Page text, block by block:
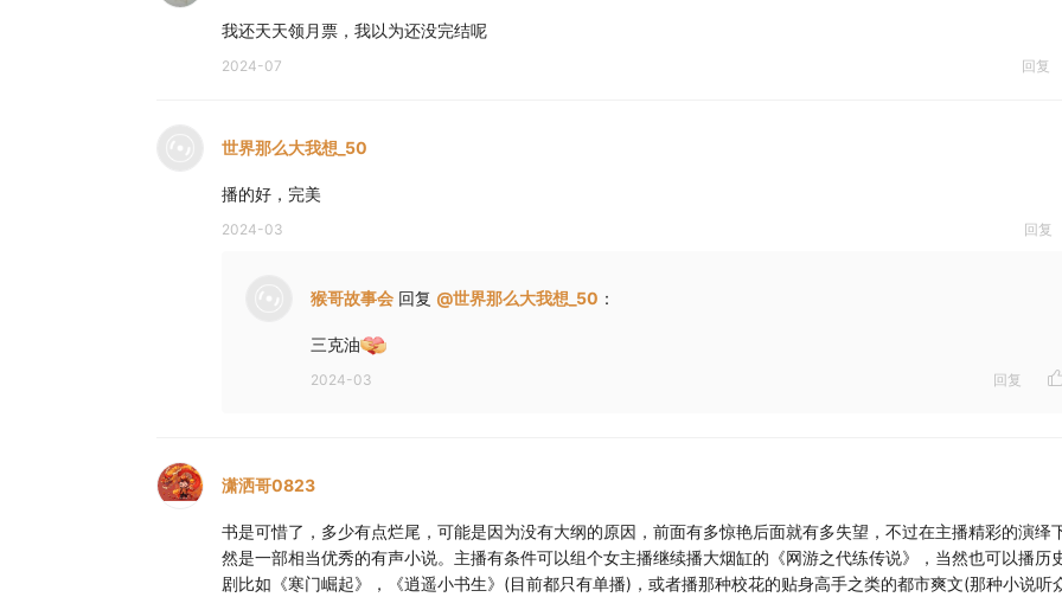
我还天天领月票，我以为还没完结呢
2024-07 回复
世界那么大我想_50
播的好，完美
2024-03 回复
猴哥故事会 回复 @世界那么大我想_50 ：
三克油
2024-03 回复
潇洒哥0823
书是可惜了，多少有点烂尾，可能是因为没有大纲的原因，前面有多惊艳后面就有多失望，不过在主播精彩的演绎
然是一部相当优秀的有声小说。主播有条件可以组个女主播继续播大烟缸的《网游之代练传说》，当然也可以播历
剧比如《寒门崛起》，《逍遥小书生》(目前都只有单播)，或者播那种校花的贴身高手之类的都市爽文(那种小说听